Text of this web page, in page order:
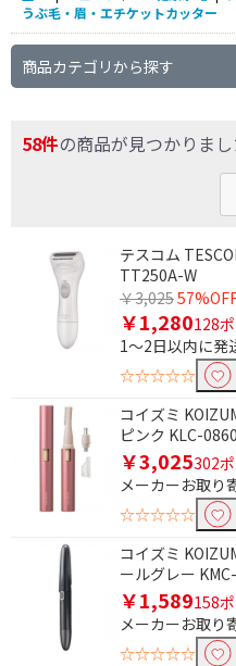
うぶ毛・眉・エチケットカッター
商品カテゴリから探す
58件の商品が見つかりま
テスコム
TT250A-W
￥3,025
￥1,280128
1～2日以内に発
☆☆☆☆☆
コイズミ
ピンク KLC-
￥3,025302
メーカーお取り
☆☆☆☆☆
コイズミ
ールグレー
￥1,589158
メーカーお取り
☆☆☆☆☆